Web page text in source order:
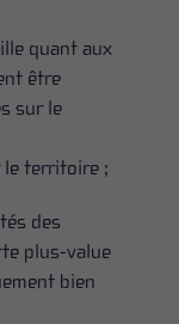
quant aux
être
sur le
le territoire ;
des
plus-value
bien